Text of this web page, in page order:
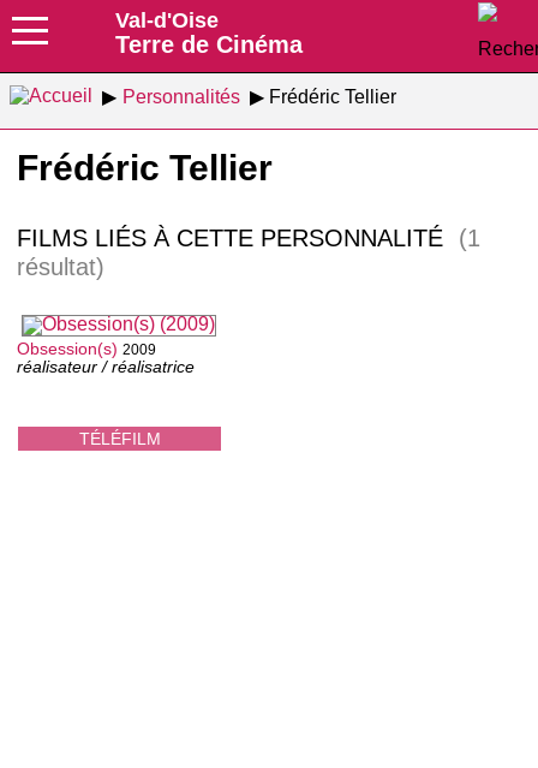
Val-d'Oise
Terre de Cinéma
Personnalités Frédéric Tellier
Frédéric Tellier
FILMS LIÉS À CETTE PERSONNALITÉ
(1
résultat)
TÉLÉFILM
Obsession(s) 2009
réalisateur / réalisatrice